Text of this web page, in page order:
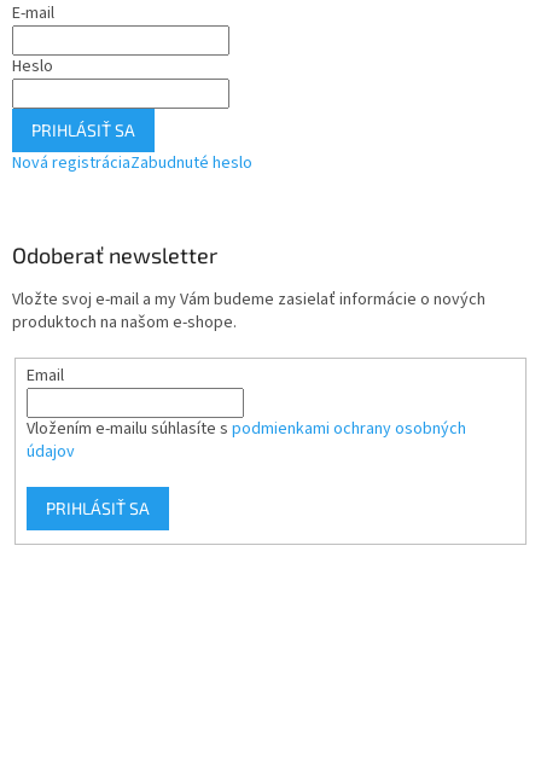
E-mail
Heslo
PRIHLÁSIŤ SA
Nová registráciaZabudnuté heslo
Odoberať newsletter
Vložte svoj e-mail a my Vám budeme zasielať informácie o nových
produktoch na našom e-shope.
Email
Vložením e-mailu súhlasíte s podmienkami ochrany osobných
údajov
PRIHLÁSIŤ SA